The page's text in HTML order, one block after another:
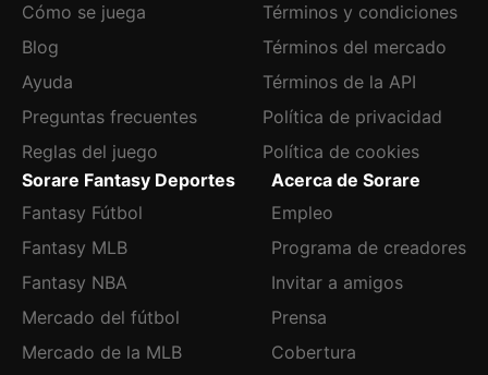
Cómo se juega
Blog
Ayuda
Preguntas frecuentes
Reglas del juego
Términos y condiciones
Términos del mercado
Términos de la API
Política de privacidad
Política de cookies
Sorare Fantasy Deportes
Fantasy Fútbol
Fantasy MLB
Fantasy NBA
Mercado del fútbol
Mercado de la MLB
Acerca de Sorare
Empleo
Programa de creadores
Invitar a amigos
Prensa
Cobertura